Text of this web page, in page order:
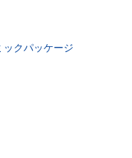
ックパッケージ